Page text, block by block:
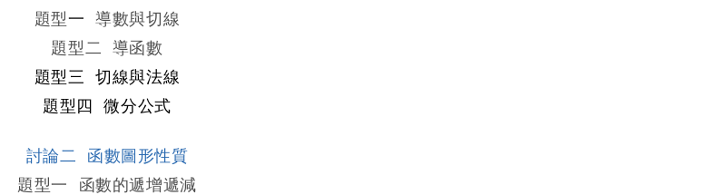
題型一 導數與切線
題型二 導函數
題型三 切線與法線
題型四 微分公式
討論二 函數圖形性質
題型一 函數的遞增遞減